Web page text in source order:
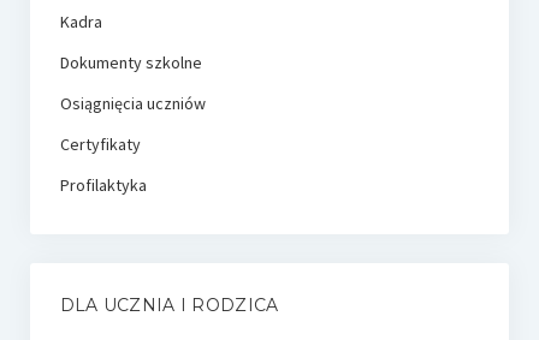
Kadra
Dokumenty szkolne
Osiągnięcia uczniów
Certyfikaty
Profilaktyka
DLA UCZNIA I RODZICA